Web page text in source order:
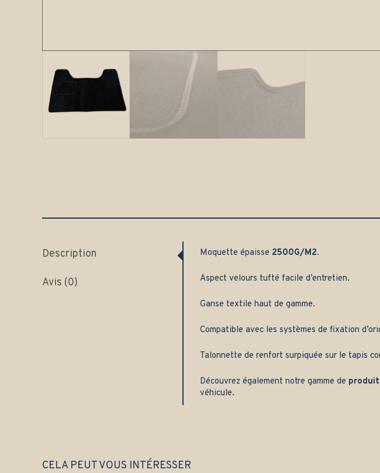
Description
Avis (0)
Moquette épaisse 2500G/M2.
Aspect velours tufté facile d’entretien.
Ganse textile haut de gamme.
Compatible avec les systèmes de fixation
Talonnette de renfort surpiquée sur le tapis
Découvrez également notre gamme de
véhicule.
CELA PEUT VOUS INTÉRESSER